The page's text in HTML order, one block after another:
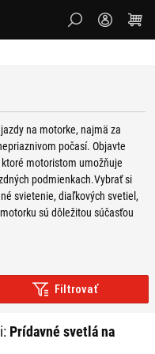
na motorke, najmä za
počasí. Objavte
motoristom umožňuje
podmienkach.Vybrať si
svietenie, diaľkových svetiel,
sú dôležitou súčasťou
si z ponuky aj ďalšiu
rukovätepre ešte vyššiu
Filtrovať
Prídavné svetlá na